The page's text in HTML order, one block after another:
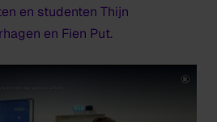
en studenten Thijn
en Fien Put.